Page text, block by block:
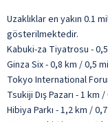
Uzaklıklar en yakın 0.1
gösterilmektedir.
Kabuki-za Tiyatrosu -
Ginza Six - 0,8 km / 0,5 mi
Tokyo International
Tsukiji Dış Pazarı - 1 km
Hibiya Parkı - 1,2 km /